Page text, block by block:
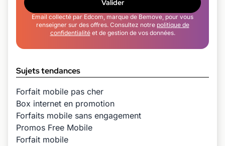
Valider
Email collecté par Edcom, marque de Bemove, pour vous
renseigner sur des offres. Consultez notre politique de
confidentialitéet de gestion de vos données.
Sujets tendances
Forfait mobile pas cher
Box internet en promotion
Forfaits mobile sans engagement
Promos Free Mobile
Forfait mobile